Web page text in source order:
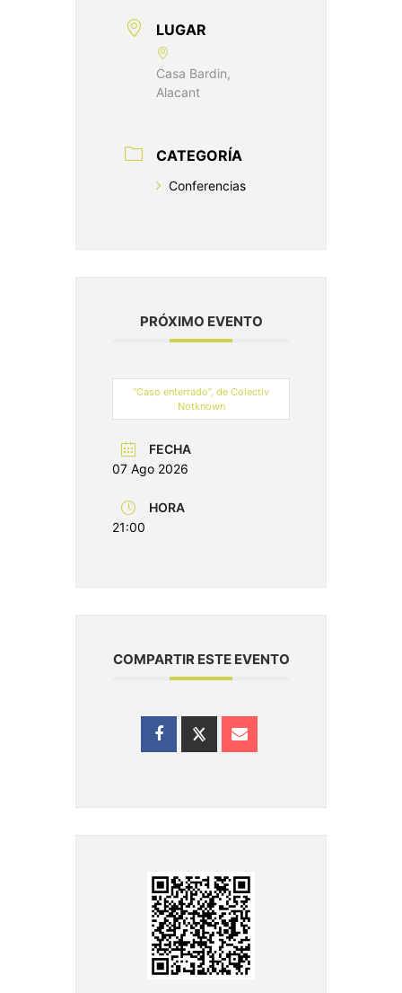
LUGAR
Casa Bardin,
Alacant
CATEGORÍA
Conferencias
PRÓXIMO EVENTO
“Caso enterrado”, de Colectiv
Notknown
FECHA
07 Ago 2026
HORA
21:00
COMPARTIR ESTE EVENTO